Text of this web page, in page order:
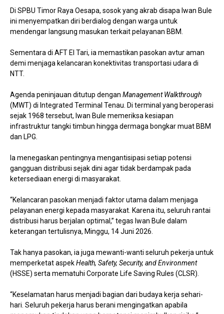
Di SPBU Timor Raya Oesapa, sosok yang akrab disapa Iwan Bule
ini menyempatkan diri berdialog dengan warga untuk
mendengar langsung masukan terkait pelayanan BBM.
Sementara di AFT El Tari, ia memastikan pasokan avtur aman
demi menjaga kelancaran konektivitas transportasi udara di
NTT.
Agenda peninjauan ditutup dengan Management Walkthrough
(MWT) di Integrated Terminal Tenau. Di terminal yang beroperasi
sejak 1968 tersebut, Iwan Bule memeriksa kesiapan
infrastruktur tangki timbun hingga dermaga bongkar muat BBM
dan LPG.
Ia menegaskan pentingnya mengantisipasi setiap potensi
gangguan distribusi sejak dini agar tidak berdampak pada
ketersediaan energi di masyarakat.
“Kelancaran pasokan menjadi faktor utama dalam menjaga
pelayanan energi kepada masyarakat. Karena itu, seluruh rantai
distribusi harus berjalan optimal,” tegas Iwan Bule dalam
keterangan tertulisnya, Minggu, 14 Juni 2026.
Tak hanya pasokan, ia juga mewanti-wanti seluruh pekerja untuk
memperketat aspekHealth, Safety, Security, and Environment
(HSSE) serta mematuhi Corporate Life Saving Rules (CLSR).
“Keselamatan harus menjadi bagian dari budaya kerja sehari-
hari. Seluruh pekerja harus berani mengingatkan apabila